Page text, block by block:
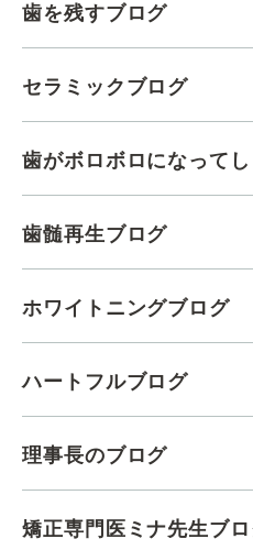
歯を残すブログ
セラミックブログ
歯がボロボロになって
歯髄再生ブログ
ホワイトニングブログ
ハートフルブログ
理事長のブログ
矯正専門医ミナ先生ブ